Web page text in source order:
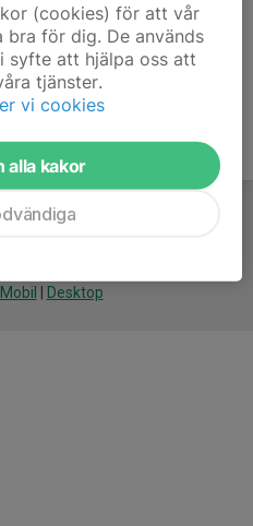
Mobil Desktop
(cookies) för att vår
för dig. De används
syfte att hjälpa oss att
tjänster.
vi cookies
alla kakor